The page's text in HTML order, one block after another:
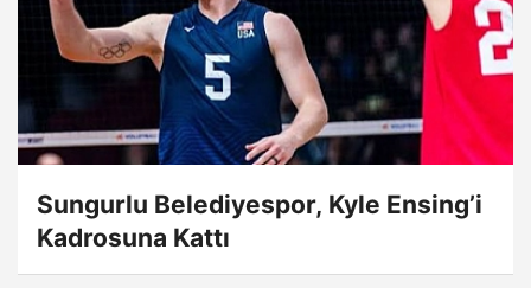
Sungurlu Belediyespor, Kyle Ensing’i
Kadrosuna Kattı